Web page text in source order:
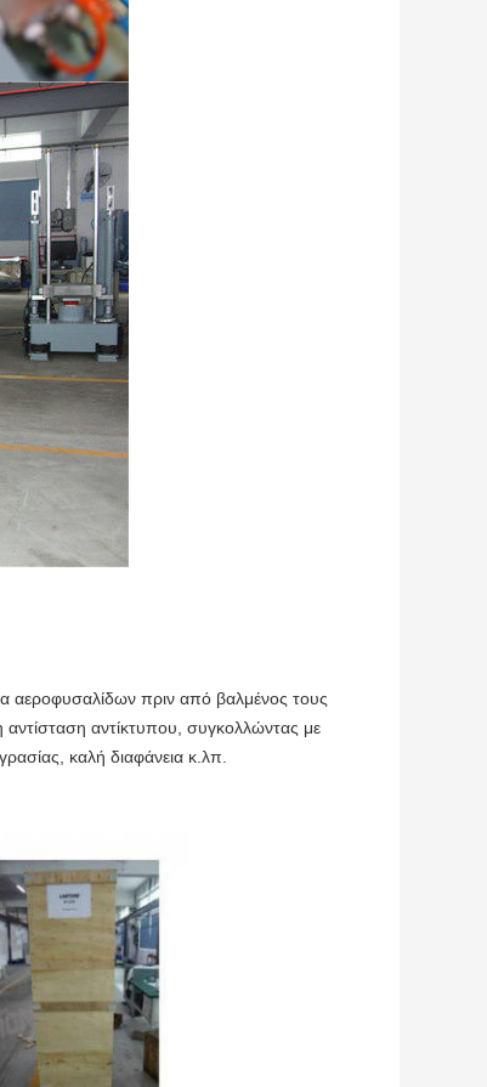
αεροφυσαλίδων πριν από βαλμένος τους
αντίκτυπου, συγκολλώντας με
καλή διαφάνεια κ.λπ.